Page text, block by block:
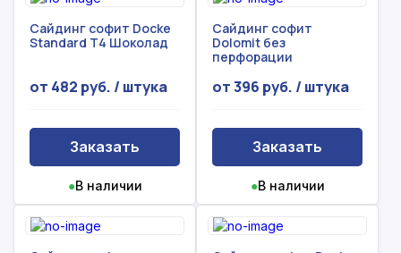
Сайдинг софит Docke
Standard Т4 Шоколад
от 482 руб. / штука
Заказать
●В наличии
Сайдинг софит
Dolomit без
перфорации
от 396 руб. / штука
Заказать
●В наличии